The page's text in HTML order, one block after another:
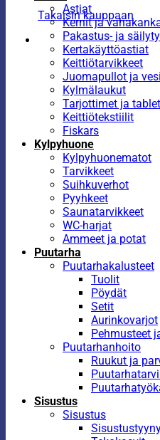
Takaisin kauppaan
Astiat
Kernit ja
Pakastus- ja
Kertakäyttöastiat
Keittiötarvikkeet
Juomapullot ja
Kylmälaukut
Tarjottimet ja
Keittiötekstiilit
Fiskars
Kylpyhuone
Kylpyhuonematot
Tarvikkeet
Suihkuverhot
Pyyhkeet
Saunatarvikkeet
WC-harjat
Ammeet ja potat
Puutarha
Puutarhakalusteet
Tuolit
Pöydät
Setit
Aurinkovarjot
Pehmusteet
Puutarhanhoito
Ruukut ja
Sisustus
Sisustus